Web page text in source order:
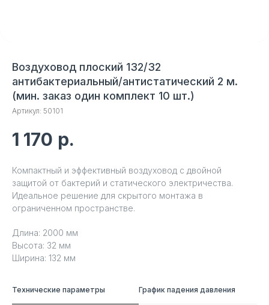
Воздуховод плоский 132/32
антибактериальный/антистатический 2 м.
(мин. заказ один комплект 10 шт.)
Артикул: 50101
1 170 р.
Компактный и эффективный воздуховод с двойной
защитой от бактерий и статического электричества.
Идеальное решение для скрытого монтажа в
ограниченном пространстве.
Длина: 2000 мм
Высота: 32 мм
Ширина: 132 мм
Технические параметры График падения давления